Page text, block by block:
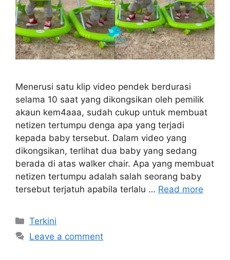
Menerusi satu klip video pendek berdurasi
selama 10 saat yang dikongsikan oleh pemilik
akaun kem4aaa, sudah cukup untuk membuat
netizen tertumpu denga apa yang terjadi
kepada baby tersebut. Dalam video yang
dikongsikan, terlihat dua baby yang sedang
berada di atas walker chair. Apa yang membuat
netizen tertumpu adalah salah seorang baby
tersebut terjatuh apabila terlalu … Read more
Categories
Terkini
Leave a comment